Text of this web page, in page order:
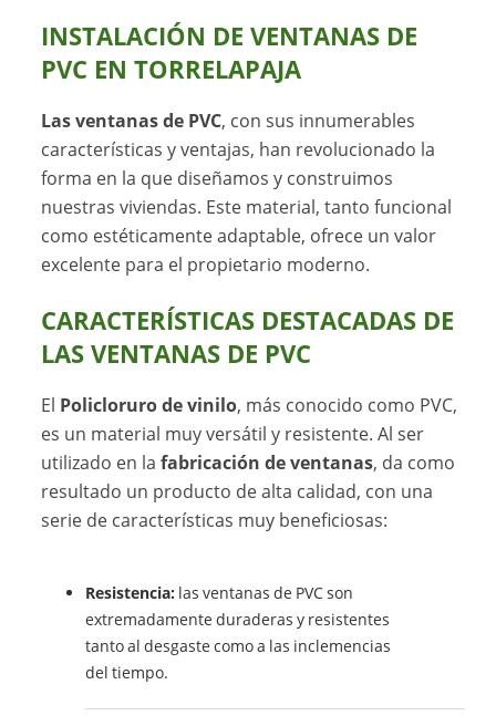
INSTALACIÓN DE VENTANAS DE
PVC EN TORRELAPAJA
Las ventanas de PVC, con sus innumerables
características y ventajas, han revolucionado la
forma en la que diseñamos y construimos
nuestras viviendas. Este material, tanto funcional
como estéticamente adaptable, ofrece un valor
excelente para el propietario moderno.
CARACTERÍSTICAS DESTACADAS DE
LAS VENTANAS DE PVC
El Policloruro de vinilo, más conocido como PVC,
es un material muy versátil y resistente. Al ser
utilizado en lafabricación de ventanas, da como
resultado un producto de alta calidad, con una
serie de características muy beneficiosas:
Resistencia: las ventanas de PVC son
extremadamente duraderas y resistentes
tanto al desgaste como a las inclemencias
del tiempo.